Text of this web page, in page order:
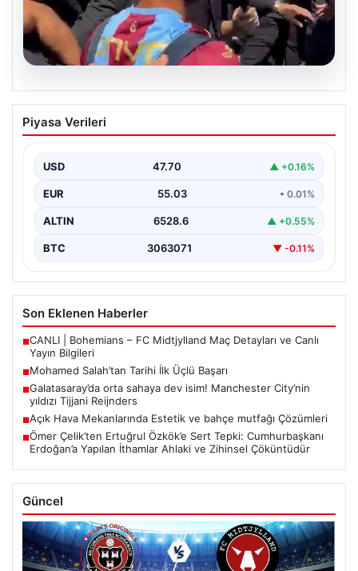
05.08.2026
Mohamed Salah’tan Tarihi İlk Üçlü
Başarı
önemli bir dönüm noktasına imza attı. Takımının
hücum…
Piyasa Verileri
USD 47.70 ▲ +0.16%
EUR 55.03 • 0.01%
ALTIN 6528.6 ▲ +0.55%
BTC 3063071 ▼ -0.11%
Son Eklenen Haberler
■CANLI | Bohemians – FC Midtjylland Maç Detayları ve Canlı
Yayın Bilgileri
■Mohamed Salah’tan Tarihi İlk Üçlü Başarı
■Galatasaray’da orta sahaya dev isim! Manchester City’nin
yıldızı Tijjani Reijnders
■Açık Hava Mekanlarında Estetik ve bahçe mutfağı Çözümleri
■Ömer Çelik’ten Ertuğrul Özkök’e Sert Tepki: Cumhurbaşkanı
Erdoğan’a Yapılan İthamlar Ahlaki ve Zihinsel Çöküntüdür
Güncel